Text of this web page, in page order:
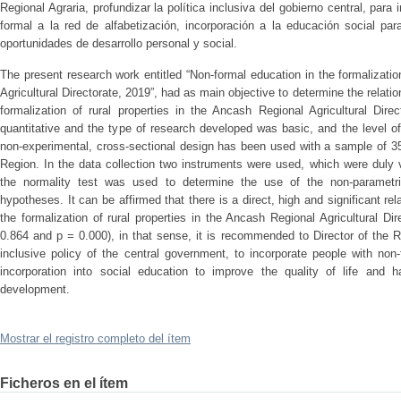
Regional Agraria, profundizar la política inclusiva del gobierno central,
formal a la red de alfabetización, incorporación a la educación social
oportunidades de desarrollo personal y social.
The present research work entitled “Non-formal education in the
Agricultural Directorate, 2019”, had as main objective to determine the
formalization of rural properties in the Ancash Regional Agricultural
quantitative and the type of research developed was basic, and the level
non-experimental, cross-sectional design has been used with a sample of
Region. In the data collection two instruments were used, which were
the normality test was used to determine the use of the non-
hypotheses. It can be affirmed that there is a direct, high and significant
the formalization of rural properties in the Ancash Regional Agricultural
0.864 and p = 0.000), in that sense, it is recommended to Director of the
inclusive policy of the central government, to incorporate people with
incorporation into social education to improve the quality of life and
development.
Mostrar el registro completo del ítem
Ficheros en el ítem